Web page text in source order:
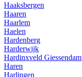
Haaksbergen
Haaren
Haarlem
Haelen
Hardenberg
Harderwijk
Hardinxveld Giessendam
Haren
Harlingen